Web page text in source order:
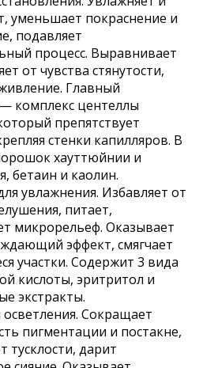
уменьшает покраснение и
подавляет
процесс. Выравнивает
от чувства стянутости,
Главный
комплекс центеллы
препятствует
стенки капилляров. В
хауттюйнии и
бетаин и каолин.
увлажнения. Избавляет от
питает,
микрорельеф. Оказывает
эффект, смягчает
участки. Содержит 3 вида
кислоты, эритритол и
экстракты.
осветления. Сокращает
пигментации и постакне,
тусклости, дарит